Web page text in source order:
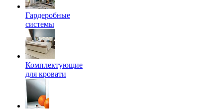
Гардеробные
системы
Комплектующие
для кровати